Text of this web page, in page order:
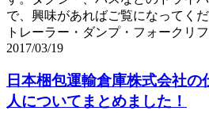
で、興味があればご覧になってくだ
トレーラー・ダンプ・フォークリ
2017/03/19
日本梱包運輸倉庫株式会社
人についてまとめました！